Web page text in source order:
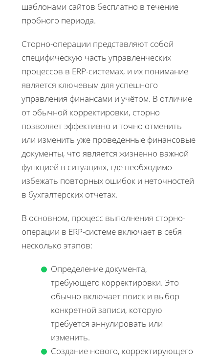
шаблонами сайтов бесплатно в течение
пробного периода.
Сторно-операции представляют собой
специфическую часть управленческих
процессов в ERP-системах, и их понимание
является ключевым для успешного
управления финансами и учётом. В отличие
от обычной корректировки, сторно
позволяет эффективно и точно отменить
или изменить уже проведенные финансовые
документы, что является жизненно важной
функцией в ситуациях, где необходимо
избежать повторных ошибок и неточностей
в бухгалтерских отчетах.
В основном, процесс выполнения сторно-
операции в ERP-системе включает в себя
несколько этапов:
Определение документа,
требующего корректировки. Это
обычно включает поиск и выбор
конкретной записи, которую
требуется аннулировать или
изменить.
Создание нового, корректирующего